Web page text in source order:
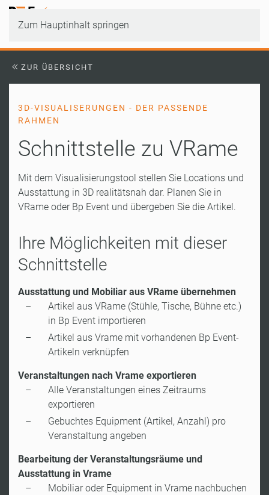
Zum Hauptinhalt springen
ZUR ÜBERSICHT
3D-VISUALISERUNGEN - DER PASSENDE
RAHMEN
Schnittstelle zu VRame
Mit dem Visualisierungstool stellen Sie Locations und
Ausstattung in 3D realitätsnah dar. Planen Sie in
VRame oder Bp Event und übergeben Sie die Artikel.
Ihre Möglichkeiten mit dieser
Schnittstelle
Ausstattung und Mobiliar aus VRame übernehmen
Artikel aus VRame (Stühle, Tische, Bühne etc.)
in Bp Event importieren
Artikel aus Vrame mit vorhandenen Bp Event-
Artikeln verknüpfen
Veranstaltungen nach Vrame exportieren
Alle Veranstaltungen eines Zeitraums
exportieren
Gebuchtes Equipment (Artikel, Anzahl) pro
Veranstaltung angeben
Bearbeitung der Veranstaltungsräume und
Ausstattung in Vrame
Mobiliar oder Equipment in Vrame nachbuchen